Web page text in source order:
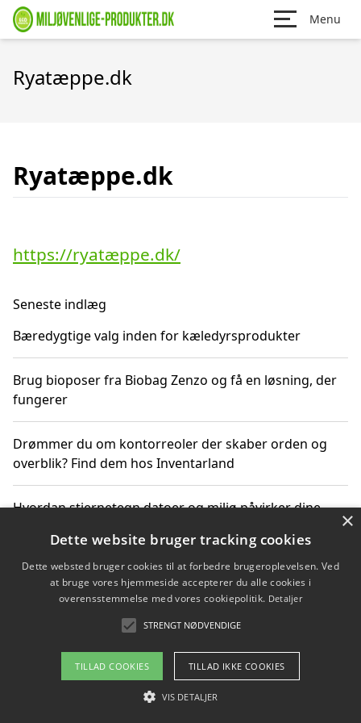
Menu
Ryatæppe.dk
Ryatæppe.dk
https://ryatæppe.dk/
Seneste indlæg
Bæredygtige valg inden for kæledyrsprodukter
Brug bioposer fra Biobag Zenzo og få en løsning, der
fungerer
Drømmer du om kontorreoler der skaber orden og
overblik? Find dem hos Inventarland
Hvordan stjernetegn datoer og miljø påvirker dine
Bæredygtige gadgets til en grønnere hverdag
Om / kontakt
Blog Betingelser
×
Dette website bruger tracking cookies
Dette websted bruger cookies til at forbedre brugeroplevelsen. Ved
at bruge vores hjemmeside accepterer du alle cookies i
overensstemmelse med vores cookiepolitik. Detaljer
STRENGT NØDVENDIGE
TILLAD COOKIES TILLAD IKKE COOKIES
VIS DETALJER